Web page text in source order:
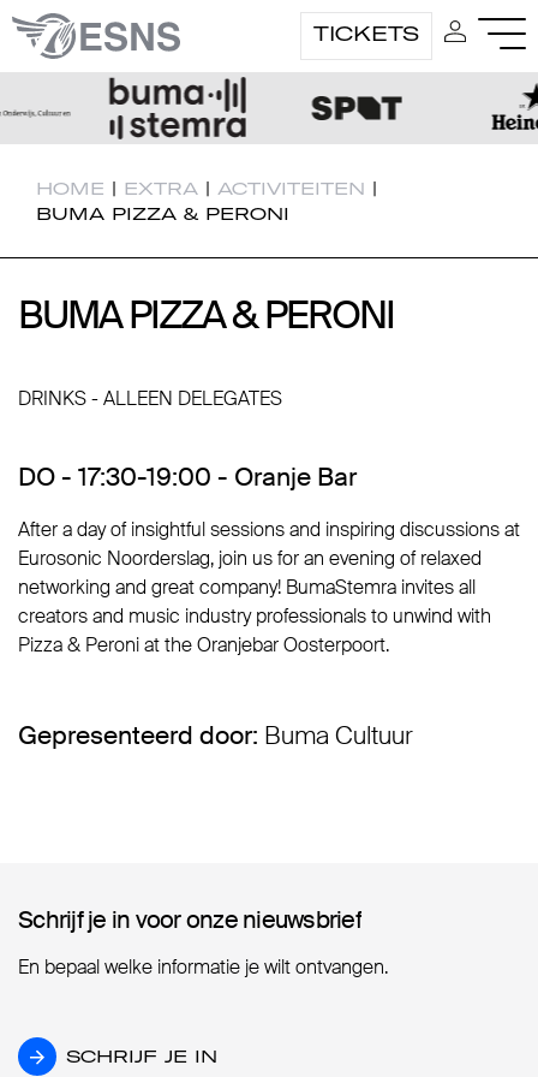
TICKETS
HOME | EXTRA | ACTIVITEITEN |
BUMA PIZZA & PERONI
BUMA PIZZA & PERONI
BUMA PIZZA & PERONI
DRINKS - ALLEEN DELEGATES
DO - 17:30-19:00 - Oranje Bar
After a day of insightful sessions and inspiring discussions at
Eurosonic Noorderslag, join us for an evening of relaxed
networking and great company! BumaStemra invites all
creators and music industry professionals to unwind with
Pizza & Peroni at the Oranjebar Oosterpoort.
Gepresenteerd door: Buma Cultuur
Schrijf je in voor onze nieuwsbrief
Schrijf je in voor onze nieuwsbrief
En bepaal welke informatie je wilt ontvangen.
SCHRIJF JE IN
SCHRIJF JE IN